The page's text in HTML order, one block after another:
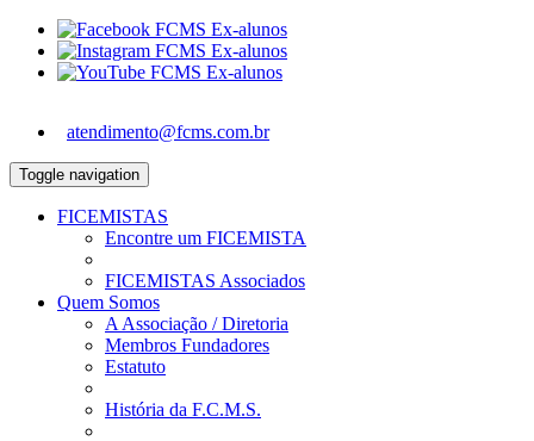
atendimento@fcms.com.br
Toggle navigation
FICEMISTAS
Encontre um FICEMISTA
FICEMISTAS Associados
Quem Somos
A Associação / Diretoria
Membros Fundadores
Estatuto
História da F.C.M.S.